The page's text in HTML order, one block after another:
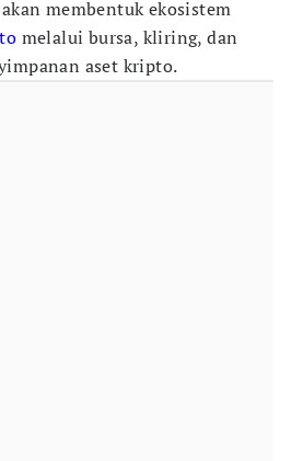
membentuk ekosistem
melalui bursa, kliring, dan
aset kripto.